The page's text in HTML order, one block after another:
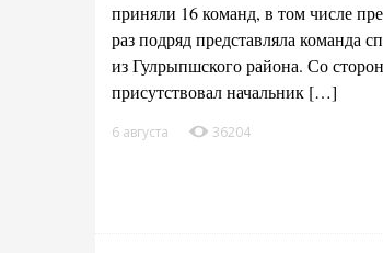
приняли 16 команд, в том числе
раз подряд представляла команда
из Гулрыпшского района. Со
присутствовал начальник […]
6 августа 36204